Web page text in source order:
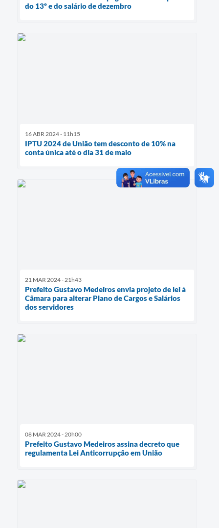
do 13º e do salário de dezembro
16 ABR 2024 - 11h15
IPTU 2024 de União tem desconto de 10% na
conta única até o dia 31 de maio
21 MAR 2024 - 21h43
Prefeito Gustavo Medeiros envia projeto de lei à
Câmara para alterar Plano de Cargos e Salários
dos servidores
08 MAR 2024 - 20h00
Prefeito Gustavo Medeiros assina decreto que
regulamenta Lei Anticorrupção em União